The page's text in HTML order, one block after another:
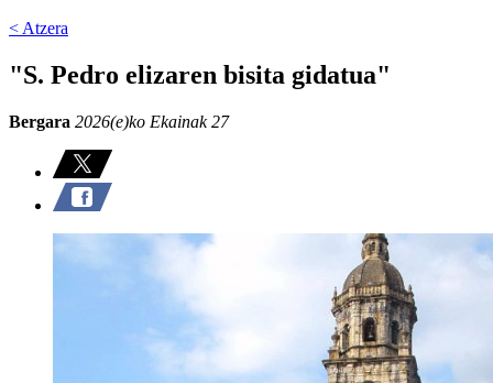
< Atzera
"S. Pedro elizaren bisita gidatua"
Bergara 2026(e)ko Ekainak 27